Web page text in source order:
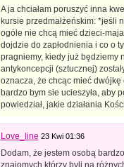
A ja chciałam poruszyć inna
kursie przedmałżeńskim: *jeśli
ogóle nie chcą mieć dzieci-
dojdzie do zapłodnienia i co o
pragniemy, kiedy już będziemy
antykoncepcji (sztucznej)
oznacza, że chcąc mieć dwójkę
bardzo bym sie ucieszyła, aby
powiedział, jakie działania
Love_line 23 Kwi 01:36
Dodam, że jestem osobą